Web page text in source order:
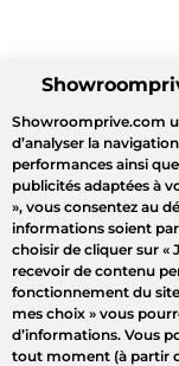
Showroomprive.com
d’analyser la
performances ainsi
publicités adaptées à
», vous consentez au
informations soient
choisir de cliquer sur «
recevoir de contenu
fonctionnement du
mes choix » vous
d’informations. Vous
tout moment (à partir